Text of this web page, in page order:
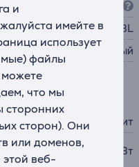
и
имейте в
использует
файлы
что мы
сторонних
сторон). Они
или доменов,
веб-
JBL
бирюзовый
в комплект не входит
2,5 - 5 Вт